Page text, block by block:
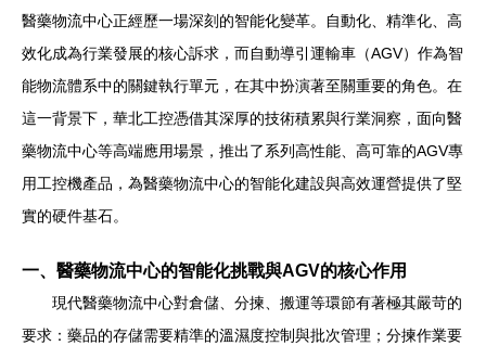
醫藥物流中心正經歷一場深刻的智能化變革。自動化、精準化、高
效化成為行業發展的核心訴求，而自動導引運輸車（AGV）作為智
能物流體系中的關鍵執行單元，在其中扮演著至關重要的角色。在
這一背景下，華北工控憑借其深厚的技術積累與行業洞察，面向醫
藥物流中心等高端應用場景，推出了系列高性能、高可靠的AGV專
用工控機產品，為醫藥物流中心的智能化建設與高效運營提供了堅
實的硬件基石。
一、醫藥物流中心的智能化挑戰與AGV的核心作用
現代醫藥物流中心對倉儲、分揀、搬運等環節有著極其嚴苛的
要求：藥品的存儲需要精準的溫濕度控制與批次管理；分揀作業要